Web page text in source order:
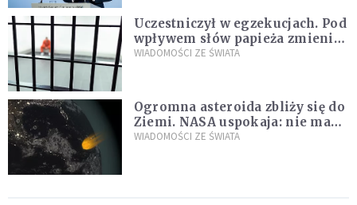
Uczestniczył w egzekucjach. Pod
wpływem słów papieża zmienił
zdanie
WIADOMOŚCI ZE ŚWIATA
Ogromna asteroida zbliży się do
Ziemi. NASA uspokaja: nie ma
zagrożenia
WIADOMOŚCI ZE ŚWIATA